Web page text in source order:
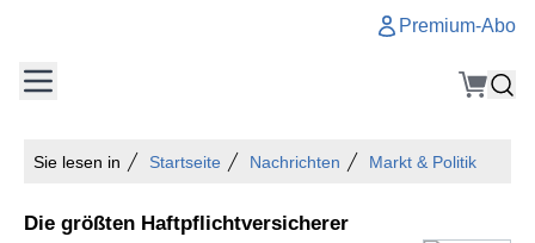
Premium-Abo
Sie lesen in Startseite Nachrichten Markt & Politik
Die größten Haftpflichtversicherer